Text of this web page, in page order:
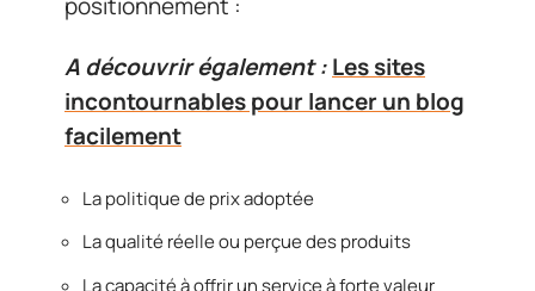
A découvrir également :Les sites
incontournables pour lancer un blog
facilement
La politique de prix adoptée
La qualité réelle ou perçue des produits
La capacité à offrir un service à forte valeur